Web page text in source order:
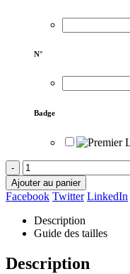
N°
Badge
-
Ajouter au panier
Facebook Twitter LinkedIn
Description
Guide des tailles
Description